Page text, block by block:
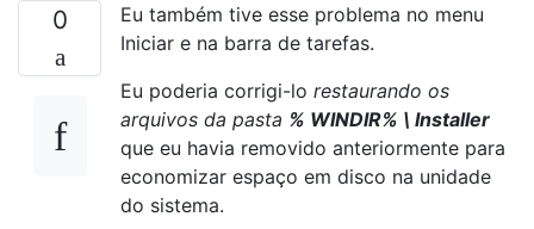
0
Eu também tive esse problema no menu
Iniciar e na barra de tarefas.
Eu poderia corrigi-lo restaurando os
arquivos da pasta % WINDIR% \ Installer
que eu havia removido anteriormente para
economizar espaço em disco na unidade
do sistema.